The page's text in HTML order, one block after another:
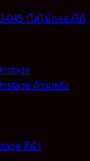
045 (ใส่ไม้กลองได้
สีดำ